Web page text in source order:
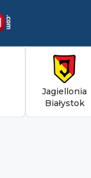
Jagiellonia
Białystok